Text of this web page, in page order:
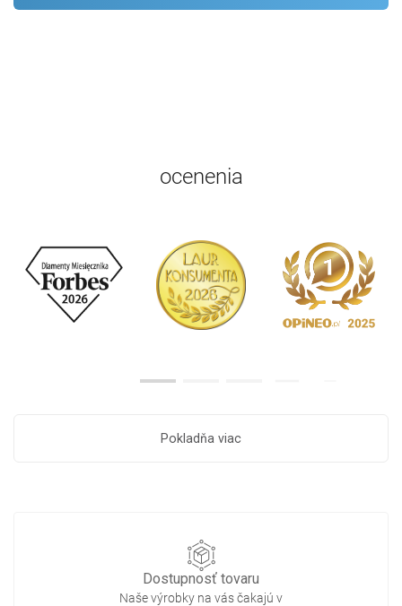
ocenenia
Pokladňa viac
Dostupnosť tovaru
Naše výrobky na vás čakajú v